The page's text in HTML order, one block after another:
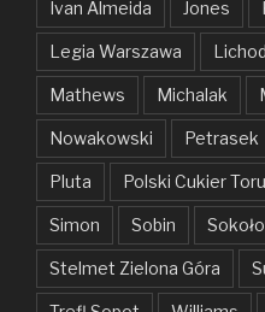
Ivan Almeida Jones
Legia Warszawa
Mathews Michalak
Nowakowski Petrasek
Pluta Polski Cukier
Simon Sobin
Stelmet Zielona Góra